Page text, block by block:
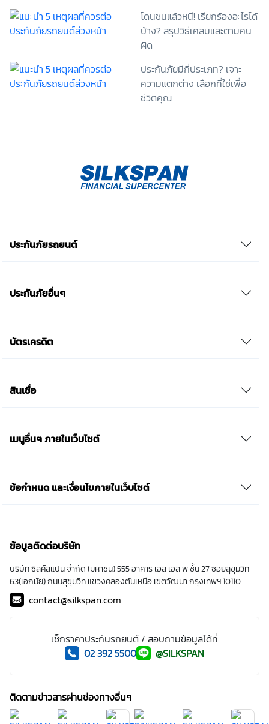
ข้าพเจ้าสามารถถอนความยินยอมนี้เสียเมื่อใดก็ได้ เว้นแต่
ในกรณีมีข้อจำกัดสิทธิตามกฎหมายหรือยังมีสัญญา
ระหว่างข้าพเจ้ากับสถาบันที่ให้ประโยชน์แก่ข้าพเจ้าอยู่
และยอมรับว่า การไม่ให้ความยินยอมจะมีผลทำให้ข้าพเจ้า
(เช่น ข้าพเจ้าอาจได้รับความสะดวกในการใช้บริการน้อย
ลง หรือข้าพเจ้าไม่สามารถเข้าถึงฟังก์ชันการใช้งานบาง
อย่างได้ เป็นต้น) และข้าพเจ้าทราบว่าการถอนความ
ข้าพเจ้าแทนการลงลายมือชื่อเป็นหลักฐาน รวบรวมเบี้ย
ประกันเท่านั้น เช็คราคา
โดนชนแล้วหนี! เรียกร้องอะไรได้
บ้าง? สรุปวิธีเคลมและตามคน
ผิด
ประกันภัยมีกี่ประเภท? เจาะ
ความแตกต่าง เลือกที่ใช่เพื่อ
ชีวิตคุณ
ประกันภัยรถยนต์
ประกันภัยอื่นๆ
บัตรเครดิต
สินเชื่อ
เมนูอื่นๆ ภายในเว็บไซต์
ข้อกำหนด และเงื่อนไขภายในเว็บไซต์
ข้อมูลติดต่อบริษัท
บริษัท ซิลค์สแปน จำกัด (มหาชน) 555 อาคาร เอส เอส พี ชั้น 27 ซอยสุขุมวิท
63(เอกมัย) ถนนสุขุมวิท แขวงคลองตันเหนือ เขตวัฒนา กรุงเทพฯ 10110
contact@silkspan.com
เช็กราคาประกันรถยนต์ / สอบถามข้อมูลได้ที่
02 392 5500
@SILKSPAN
ติดตามข่าวสารผ่านช่องทางอื่นๆ